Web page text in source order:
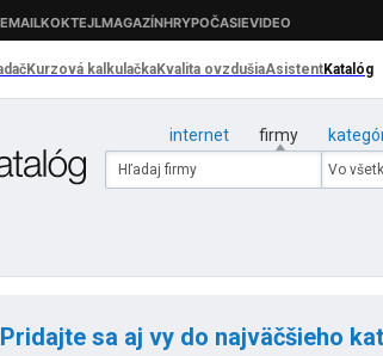
internet firmy
Pridajte sa aj vy do najväčšieho